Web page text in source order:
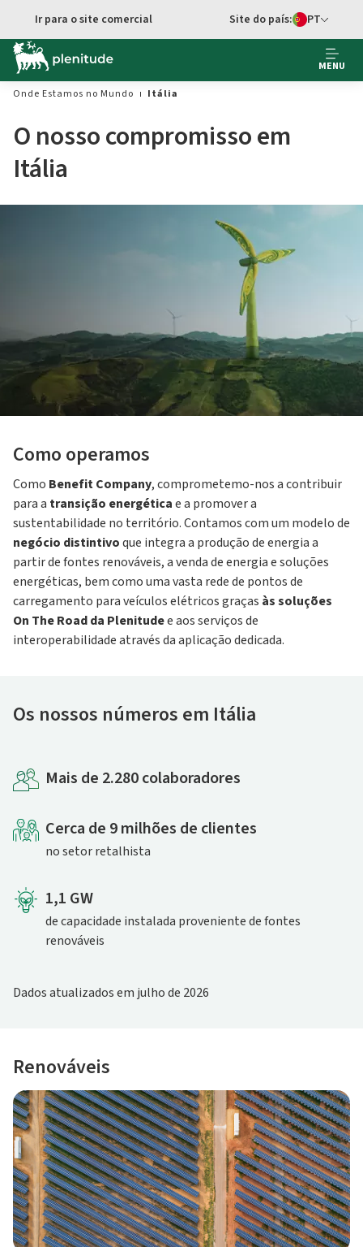
Ir para o conteúdo principal
Ir para o site comercial
Seletor de
Site do país: PT
MENU
Onde Estamos no Mundo
Itália
O nosso compromisso em
Itália
Como operamos
Como Benefit Company, comprometemo-nos a contribuir
para a transição energéticae a promover a
sustentabilidade no território. Contamos com um modelo de
negócio distintivoque integra a produção de energia a
partir de fontes renováveis, a venda de energia e soluções
energéticas, bem como uma vasta rede de pontos de
carregamento para veículos elétricos graças às soluções
On The Road da Plenitudee aos serviços de
interoperabilidade através da aplicação dedicada.
Os nossos números em Itália
Mais de 2.280 colaboradores
Cerca de 9 milhões de clientes
no setor retalhista
1,1 GW
de capacidade instalada proveniente de fontes
renováveis
Dados atualizados em julho de 2026
Renováveis